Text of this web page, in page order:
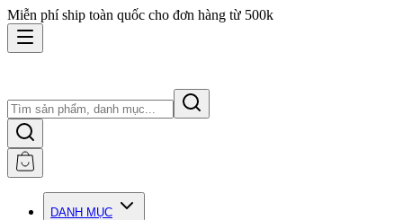
Miễn phí ship toàn quốc cho đơn hàng từ 500k
DANH MỤC